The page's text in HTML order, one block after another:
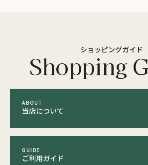
ショッピングガイド
Shopping
ABOUT
当店について
GUIDE
ご利用ガイド